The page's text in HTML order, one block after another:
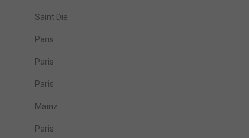
Saint Die
Paris
Paris
Paris
Mainz
Paris